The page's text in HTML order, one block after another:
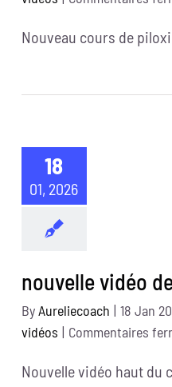
Nouveau cours de
18
01, 2026
nouvelle vidéo
ByAureliecoach | 18 Jan
vidéos | Commentaires
Nouvelle vidéo haut du